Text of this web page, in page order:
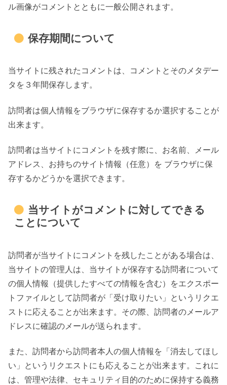
ル画像がコメントとともに一般公開されます。
保存期間について
当サイトに残されたコメントは、コメントとそのメタデー
タを３年間保存します。
訪問者は個人情報をブラウザに保存するか選択することが
出来ます。
訪問者は当サイトにコメントを残す際に、お名前、メール
アドレス、お持ちのサイト情報（任意）を ブラウザに保
存するかどうかを選択できます。
当サイトがコメントに対してできる
ことについて
訪問者が当サイトにコメントを残したことがある場合は、
当サイトの管理人は、当サイトが保存する訪問者について
の個人情報（提供したすべての情報を含む）をエクスポー
トファイルとして訪問者が「受け取りたい」というリクエ
ストに応えることが出来ます。その際、訪問者のメールア
ドレスに確認のメールが送られます。
また、訪問者から訪問者本人の個人情報を「消去してほし
い」というリクエストにも応えることが出来ます。これに
は、管理や法律、セキュリティ目的のために保持する義務